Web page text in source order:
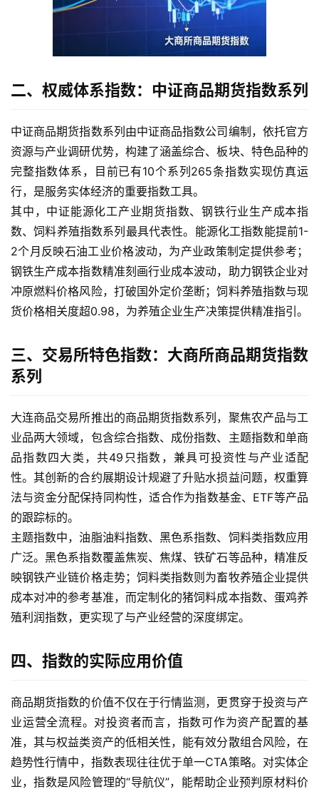
期
货
户
原
油
期
货
直
播
室
原
油
期
行
原
油
直
播
室
二、权威体系指数：中证商品期货指数系列
中证商品期货指数系列由中证商品指数公司编制，依托官方
资源与产业调研优势，构建了涵盖综合、板块、特色品种的
完整指数体系，目前已有10个系列265条指数实现仿真运
行，是服务实体经济的重要指数工具。
其中，中证能源化工产业期货指数、钢铁行业生产成本指
数、饲料养殖指数系列最具代表性。能源化工指数能提前1-
2个月反映石油工业价格波动，为产业政策制定提供参考；
钢铁生产成本指数精准刻画行业成本波动，助力钢铁企业对
冲原燃料价格风险，打破国外定价垄断；饲料养殖指数与现
货价格相关度超0.98，为养殖企业生产决策提供精准指引。
三、交易所特色指数：大商所商品期货指数
系列
大连商品交易所推出的商品期货指数系列，聚焦农产品与工
业品两大领域，包含综合指数、成份指数、主题指数和单商
品指数四大类，共49只指数，兼具可投资性与产业适配
性。其创新的合约展期设计规避了升贴水损益问题，权重算
法与资金分配保持同构性，适合作为指数基金、ETF等产品
的跟踪标的。
主题指数中，油脂油料指数、黑色系指数、饲料类指数应用
广泛。黑色系指数覆盖焦炭、焦煤、铁矿石等品种，精准反
映钢铁产业链价格走势；饲料类指数则为畜牧养殖企业提供
成本对冲的参考基准，而定制化的猪饲料成本指数、蛋鸡养
殖利润指数，更实现了与产业经营的深度绑定。
四、指数的实际应用价值
商品期货指数的价值不仅在于行情监测，更贯穿于投资与产
业运营全流程。对投资者而言，指数可作为资产配置的基
准，其与权益类资产的低相关性，能有效分散组合风险，在
趋势性行情中，指数表现往往优于单一CTA策略。对实体企
业，指数是风险管理的“导航仪”，能帮助企业预判原材料价